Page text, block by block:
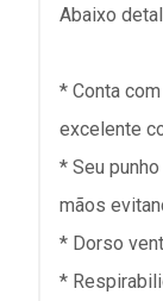
Abaixo
* Conta
excelente
* Seu
mãos
* Dorso
*